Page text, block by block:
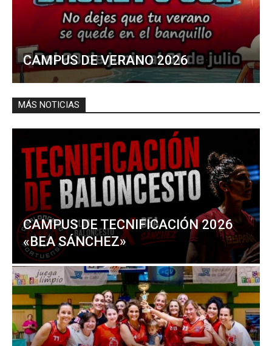
CAMPUS DE VERANO 2026
MÁS NOTICIAS
CAMPUS DE TECNIFICACIÓN 2026
«BEA SÁNCHEZ»